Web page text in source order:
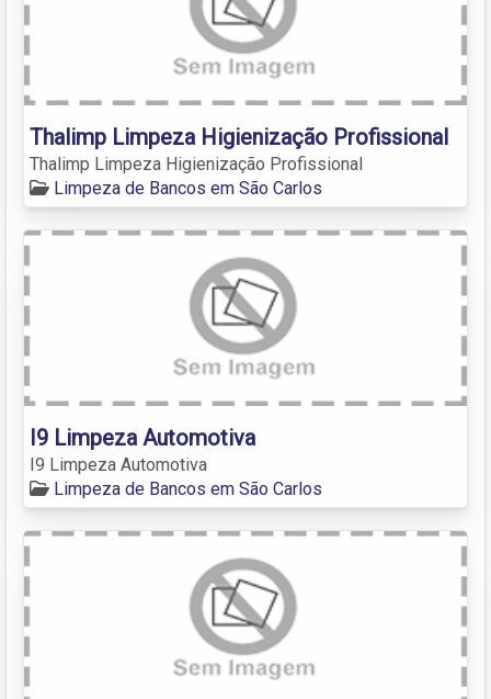
Thalimp Limpeza Higienização Profissional
Thalimp Limpeza Higienização Profissional
Limpeza de Bancos em São Carlos
I9 Limpeza Automotiva
I9 Limpeza Automotiva
Limpeza de Bancos em São Carlos